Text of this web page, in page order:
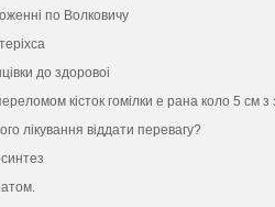
по Волковичу
до здоровоi
кiсток гомiлки e рана коло 5 см
лiкування вiддати перевагу?